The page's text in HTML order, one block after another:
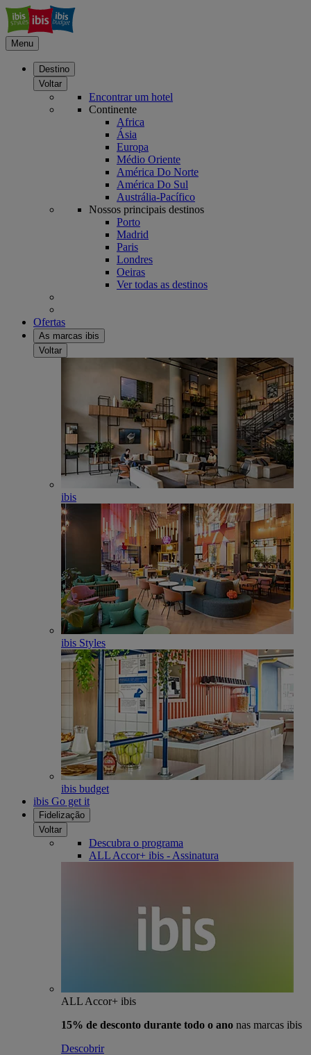
Menu
Destino
Voltar
Encontrar um hotel
Continente
Africa
Ásia
Europa
Médio Oriente
América Do Norte
América Do Sul
Austrália-Pacífico
Nossos principais destinos
Porto
Madrid
Paris
Londres
Oeiras
Ver todas as destinos
Ofertas
As marcas ibis
Voltar
ibis
ibis Styles
ibis budget
ibis Go get it
Fidelização
Voltar
Descubra o programa
ALL Accor+ ibis - Assinatura
ALL Accor+ ibis
15% de desconto durante todo o ano nas marcas ibis
Descobrir